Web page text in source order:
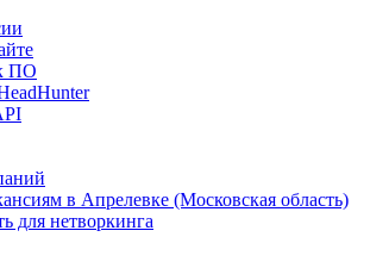
ПО
в Апрелевке (Московская область)
для нетворкинга